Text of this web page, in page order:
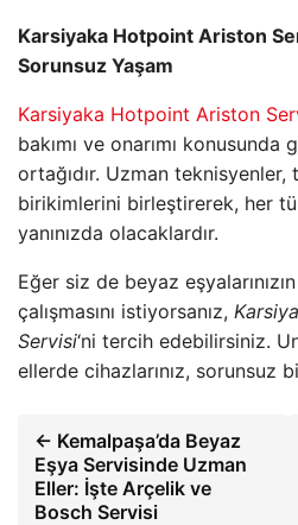
Karsiyaka Hotpoint Ariston
Sorunsuz Yaşam
Karsiyaka Hotpoint Ariston
bakımı ve onarımı
ortağıdır. Uzman
birikimlerini birleştirerek, her
yanınızda olacaklardır.
Eğer siz de beyaz
çalışmasını istiyorsanız,
Servisi‘ni tercih edebilirsiniz.
ellerde cihazlarınız, sorunsuz
← Kemalpaşa’da Beyaz
Eşya Servisinde Uzman
Eller: İşte Arçelik ve
Bosch Servisi